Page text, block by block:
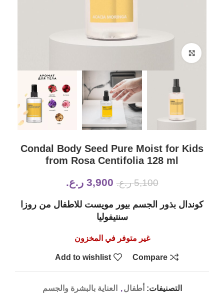
Condal Body Seed Pure Moist for Kids
from Rosa Centifolia 128 ml
5,100 ر.ع. 3,900 ر.ع.
كوندال بذور الجسم بيور مويست للاطفال من روزا
سنتيفوليا
غير متوفر في المخزون
Compare
Add to wishlist
التصنيفات: أطفال , العناية بالبشرة والجسم